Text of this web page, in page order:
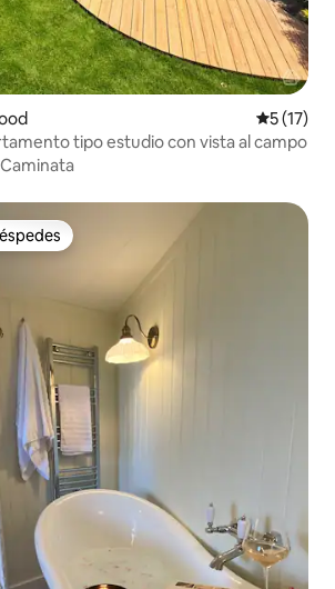
5 (17)
tipo estudio con vista al campo
Caminata